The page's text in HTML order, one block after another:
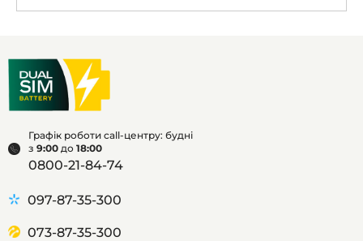
Графік роботи call-центру: будні
з 9:00 до 18:00
0800-21-84-74
097-87-35-300
073-87-35-300